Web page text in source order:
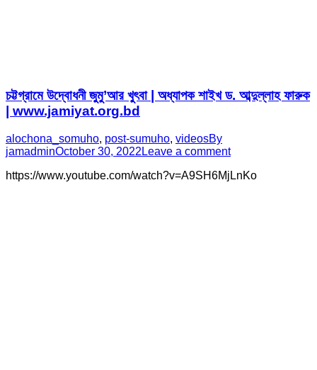
চট্টগ্রামে উদ্বোধনী জুমু’আর খুৎবা | অধ্যাপক শাইখ ড. আব্দুল্লাহ ফারুক
| www.jamiyat.org.bd
alochona_somuho, post-sumuho, videosBy
jamadminOctober 30, 2022 Leave a comment
https://www.youtube.com/watch?v=A9SH6MjLnKo